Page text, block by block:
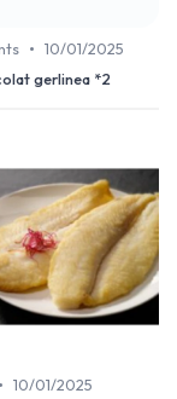
• 10/01/2025
gerlinea *2
• 10/01/2025